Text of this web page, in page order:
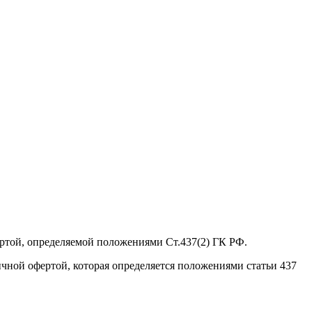
определяемой положениями Ст.437(2) ГК РФ.
офертой, которая определяется положениями статьи 437